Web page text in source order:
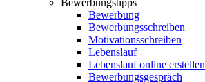
Bewerbungstipps
Bewerbung
Bewerbungsschreiben
Motivationsschreiben
Lebenslauf
Lebenslauf online erstellen
Bewerbungsgespräch